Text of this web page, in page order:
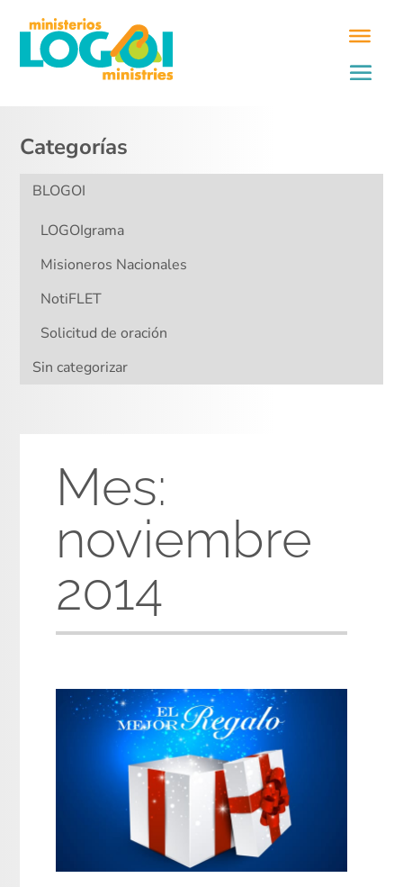
Categorías
BLOGOI
LOGOIgrama
Misioneros Nacionales
NotiFLET
Solicitud de oración
Sin categorizar
Mes:
noviembre
2014